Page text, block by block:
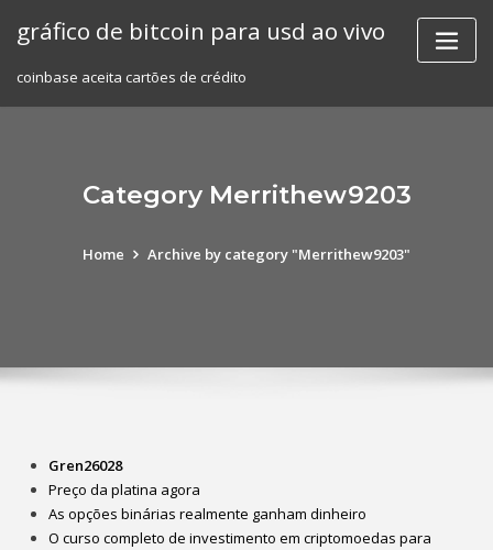
gráfico de bitcoin para usd ao vivo
coinbase aceita cartões de crédito
Category Merrithew9203
Home Archive by category "Merrithew9203"
Gren26028
Preço da platina agora
As opções binárias realmente ganham dinheiro
O curso completo de investimento em criptomoedas para